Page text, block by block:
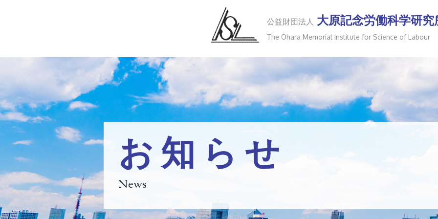
公益財団法人 大原記念労働科学研究
The Ohara Memorial Institute for Science of Labour
お知らせ
News